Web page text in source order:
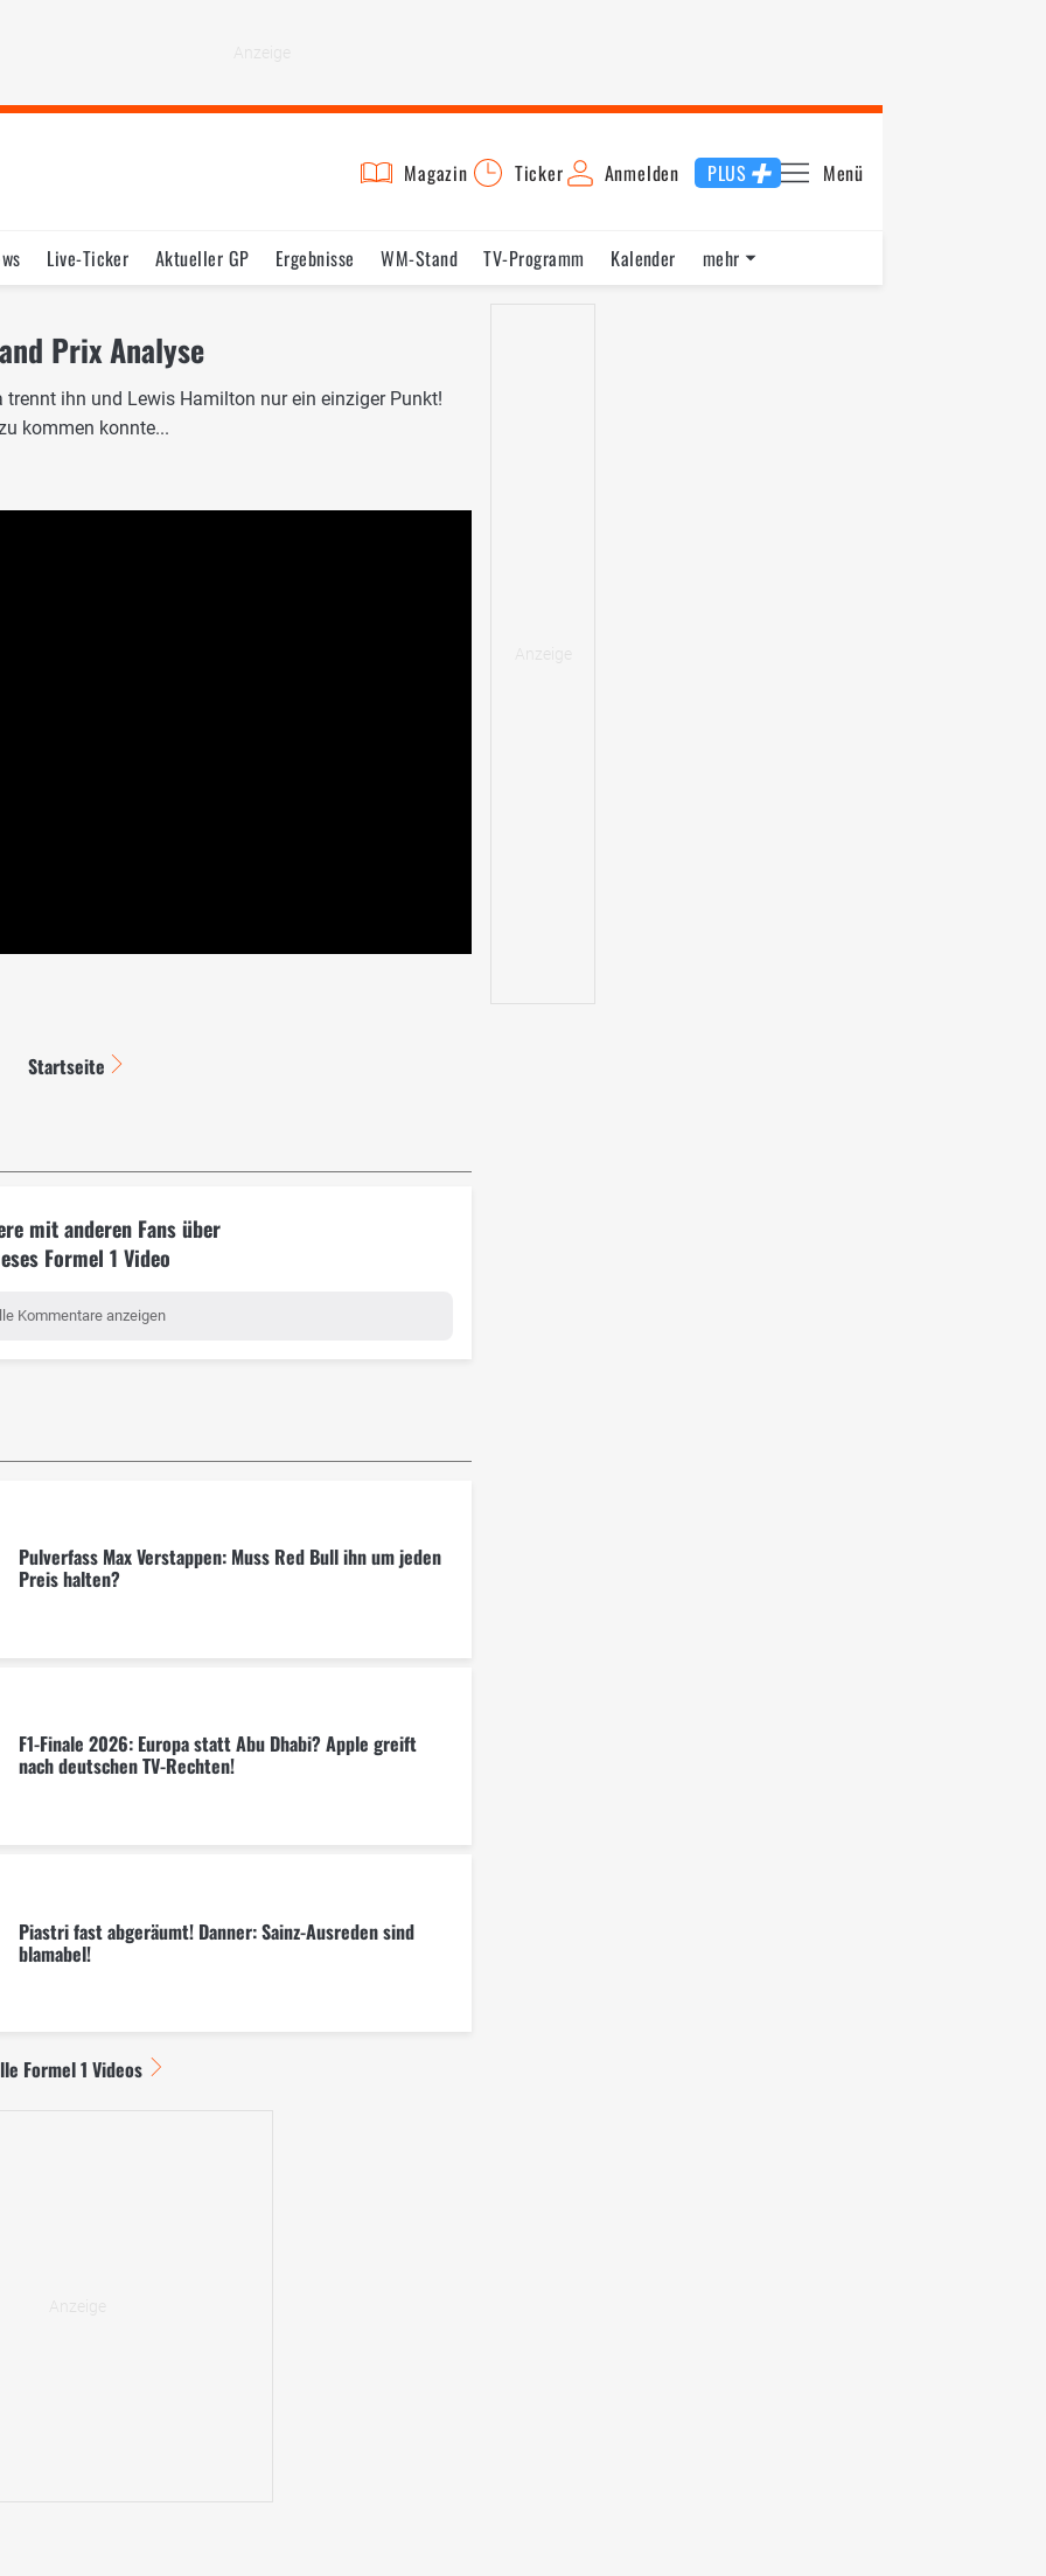
Magazin Ticker Anmelden PLUS Menü
Live-Ticker Aktueller GP Ergebnisse WM-Stand TV-Programm
Kalender
mehr
Prix Analyse
ihn und Lewis Hamilton nur ein einziger Punkt!
kommen konnte...
Startseite
mit anderen Fans über
Formel 1 Video
Kommentare anzeigen
Pulverfass Max Verstappen: Muss Red Bull ihn um jeden
Preis halten?
F1-Finale 2026: Europa statt Abu Dhabi? Apple greift
nach deutschen TV-Rechten!
Piastri fast abgeräumt! Danner: Sainz-Ausreden sind
blamabel!
Formel 1 Videos